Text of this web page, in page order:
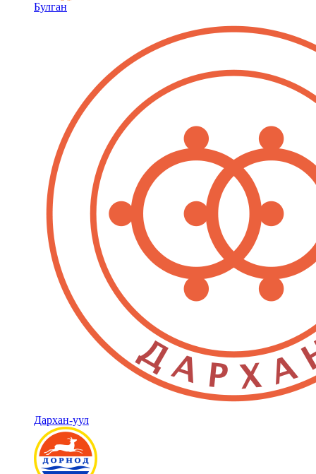
Булган
Дархан-уул